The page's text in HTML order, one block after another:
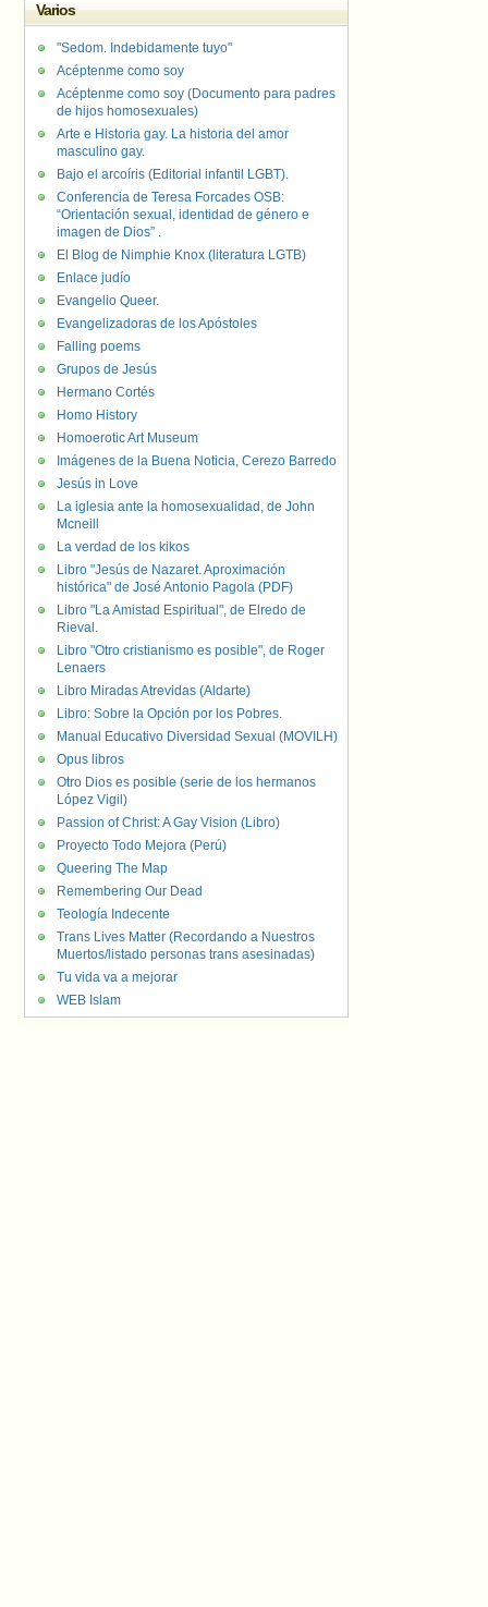
Varios
"Sedom. Indebidamente tuyo"
Acéptenme como soy
Acéptenme como soy (Documento para padres
de hijos homosexuales)
Arte e Historia gay. La historia del amor
masculino gay.
Bajo el arcoíris (Editorial infantil LGBT).
Conferencia de Teresa Forcades OSB:
“Orientación sexual, identidad de género e
imagen de Dios” .
El Blog de Nimphie Knox (literatura LGTB)
Enlace judío
Evangelio Queer.
Evangelizadoras de los Apóstoles
Falling poems
Grupos de Jesús
Hermano Cortés
Homo History
Homoerotic Art Museum
Imágenes de la Buena Noticia, Cerezo Barredo
Jesús in Love
La iglesia ante la homosexualidad, de John
Mcneill
La verdad de los kikos
Libro "Jesús de Nazaret. Aproximación
histórica" de José Antonio Pagola (PDF)
Libro "La Amistad Espiritual", de Elredo de
Rieval.
Libro "Otro cristianismo es posible", de Roger
Lenaers
Libro Miradas Atrevidas (Aldarte)
Libro: Sobre la Opción por los Pobres.
Manual Educativo Diversidad Sexual (MOVILH)
Opus libros
Otro Dios es posible (serie de los hermanos
López Vigil)
Passion of Christ: A Gay Vision (Libro)
Proyecto Todo Mejora (Perú)
Queering The Map
Remembering Our Dead
Teología Indecente
Trans Lives Matter (Recordando a Nuestros
Muertos/listado personas trans asesinadas)
Tu vida va a mejorar
WEB Islam